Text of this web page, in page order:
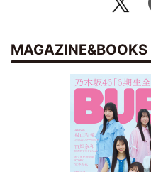
MAGAZINE&BOOKS